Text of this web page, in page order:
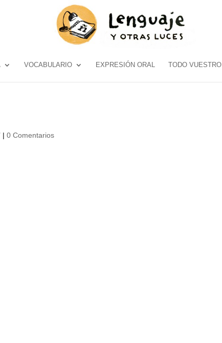
VOCABULARIO EXPRESIÓN ORAL TODO VUESTRO
|0 Comentarios